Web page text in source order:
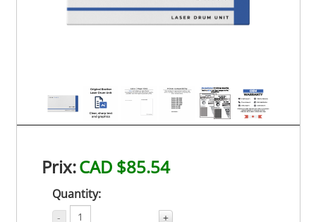
Prix:CAD $85.54
Quantity:
- +